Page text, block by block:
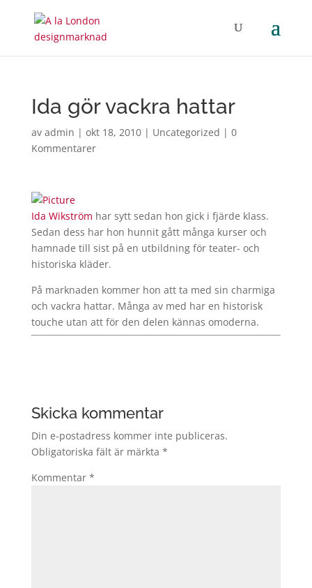
Ida gör vackra hattar
av admin | okt 18, 2010| Uncategorized | 0
Kommentarer
Ida Wikström har sytt sedan hon gick i fjärde klass.
Sedan dess har hon hunnit gått många kurser och
hamnade till sist på en utbildning för teater- och
historiska kläder.
På marknaden kommer hon att ta med sin charmiga
och vackra hattar. Många av med har en historisk
touche utan att för den delen kännas omoderna.
Skicka kommentar
Din e-postadress kommer inte publiceras.
Obligatoriska fält är märkta *
Kommentar *